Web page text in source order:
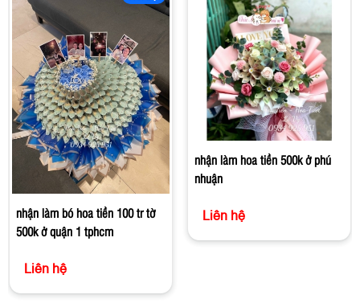
nhận làm bó hoa tiền 100 tr tờ
500k ở quận 1 tphcm
Liên hệ
nhận làm hoa tiền 500k ở phú
nhuận
Liên hệ